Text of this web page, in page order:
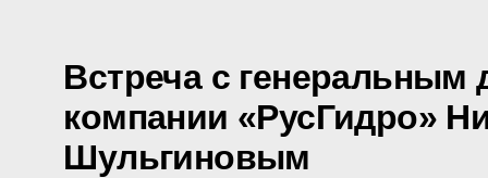
Встреча с генеральным
компании «РусГидро»
Шульгиновым